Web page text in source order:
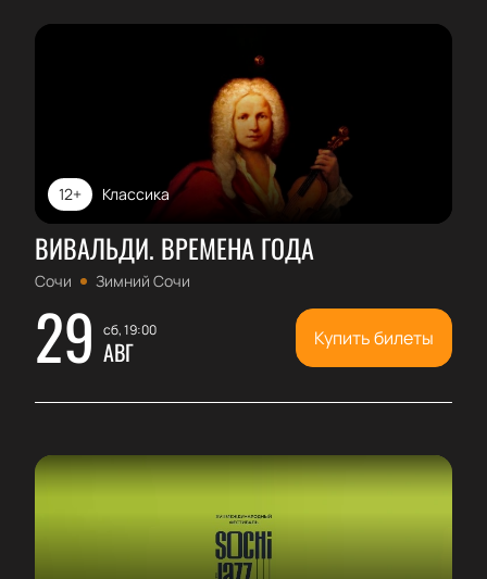
Классика
12+
ВИВАЛЬДИ. ВРЕМЕНА ГОДА
Сочи Зимний Сочи
29 сб, 19:00
АВГ Купить билеты